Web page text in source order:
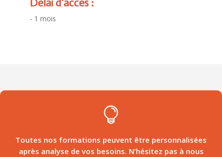
Délai d'accès :
- 1 mois

Toutes nos formations peuvent être personnalisées
après analyse de vos besoins. N’hésitez pas à nous